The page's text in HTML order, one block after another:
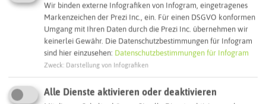
46284 Dorsten
Webseite
Wir binden externe Infografiken von Infogram, eingetragenes
Markenzeichen der Prezi Inc., ein. Für einen DSGVO konformen
Umgang mit Ihren Daten durch die Prezi Inc. übernehmen wir
keinerlei Gewähr. Die Datenschutzbestimmungen für Infogram
sind hier einzusehen: Datenschutzbestimmungen für Infogram
Zweck Darstellung von Infografiken
Alle Dienste aktivieren oder deaktivieren